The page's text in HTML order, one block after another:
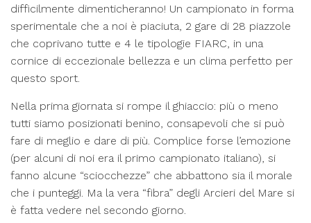
difficilmente dimenticheranno! Un campionato in forma
sperimentale che a noi è piaciuta, 2 gare di 28 piazzole
che coprivano tutte e 4 le tipologie FIARC, in una
cornice di eccezionale bellezza e un clima perfetto per
questo sport.
Nella prima giornata si rompe il ghiaccio: più o meno
tutti siamo posizionati benino, consapevoli che si può
fare di meglio e dare di più. Complice forse l’emozione
(per alcuni di noi era il primo campionato italiano), si
fanno alcune “sciocchezze” che abbattono sia il morale
che i punteggi. Ma la vera “fibra” degli Arcieri del Mare si
è fatta vedere nel secondo giorno.